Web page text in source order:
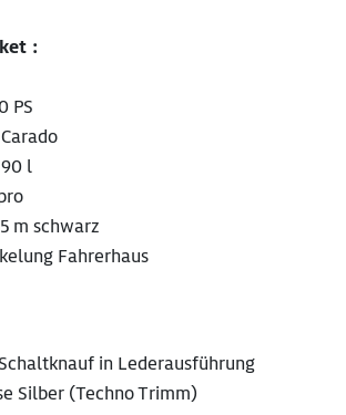
:
PS
l
m schwarz
Fahrerhaus
in Lederausführung
Silber (Techno Trimm)